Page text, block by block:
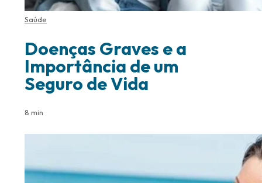
Saúde
Doenças Graves e a
Importância de um
Seguro de Vida
8 min